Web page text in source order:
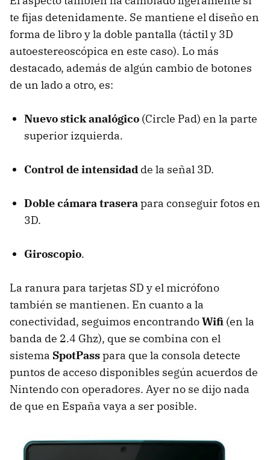
te fijas detenidamente. Se mantiene el diseño en
forma de libro y la doble pantalla (táctil y 3D
autoestereoscópica en este caso). Lo más
destacado, además de algún cambio de botones
de un lado a otro, es:
Nuevo stick analógico (Circle Pad) en la parte
superior izquierda.
Control de intensidad de la señal 3D.
Doble cámara traserapara conseguir fotos en
3D.
Giroscopio.
La ranura para tarjetas SD y el micrófono
también se mantienen. En cuanto a la
conectividad, seguimos encontrandoWifi (en la
banda de 2.4 Ghz), que se combina con el
sistema SpotPasspara que la consola detecte
puntos de acceso disponibles según acuerdos de
Nintendo con operadores. Ayer no se dijo nada
de que en España vaya a ser posible.